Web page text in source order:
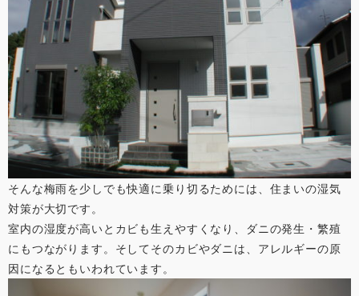
そんな梅雨を少しでも快適に乗り切るためには、住まいの湿気
対策が大切です。
室内の湿度が高いとカビも生えやすくなり、ダニの発生・繁殖
にもつながります。そしてそのカビやダニは、アレルギーの原
因になるともいわれています。